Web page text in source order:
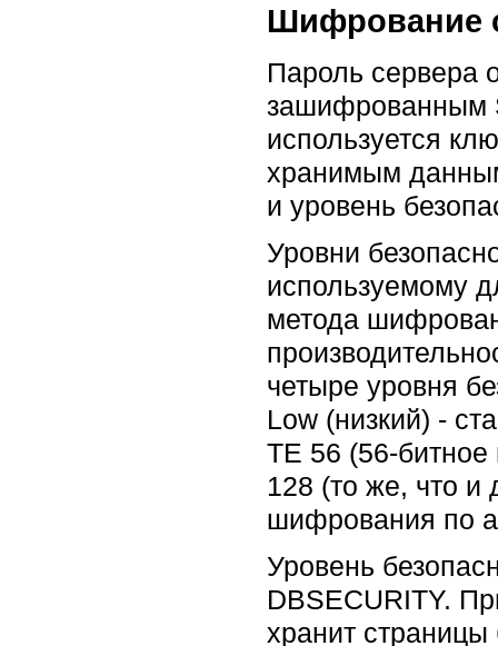
Шифрование
Пароль сервера
зашифрованным
используется
хранимым
и уровень
Уровни
используемому
метода
четыре уровня
Low (низкий) -
TE 56 (56-
128 (то же, что и
шифрования по
Уровень
DBSECURITY.
хранит